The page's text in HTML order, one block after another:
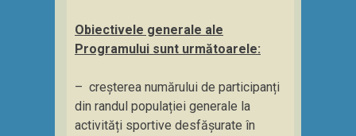
Obiectivele generale ale
Programului sunt următoarele:
– creșterea numărului de participanți
din randul populației generale la
activități sportive desfășurate în